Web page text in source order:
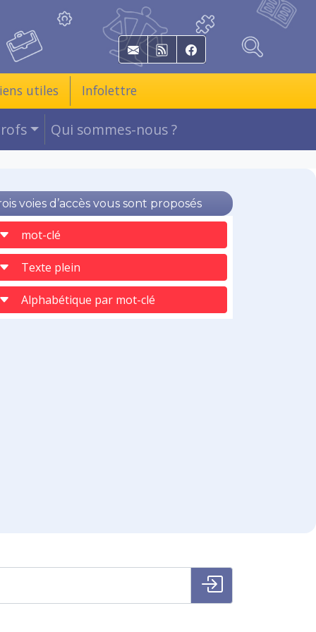
E-mail RSS Facebook
utiles Infolettre
Qui sommes-nous ?
voies d’accès vous sont proposés
mot-clé
Texte plein
Alphabétique par mot-clé